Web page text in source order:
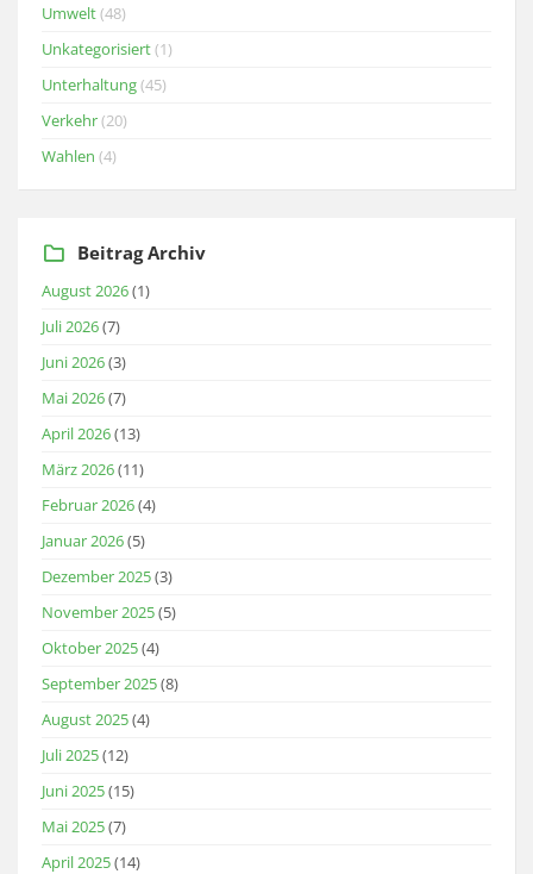
Umwelt(48)
Unkategorisiert(1)
Unterhaltung(45)
Verkehr(20)
Wahlen (4)
Beitrag Archiv
August 2026(1)
Juli 2026(7)
Juni 2026(3)
Mai 2026(7)
April 2026(13)
März 2026(11)
Februar 2026(4)
Januar 2026(5)
Dezember 2025(3)
November 2025(5)
Oktober 2025(4)
September 2025(8)
August 2025(4)
Juli 2025(12)
Juni 2025(15)
Mai 2025(7)
April 2025(14)